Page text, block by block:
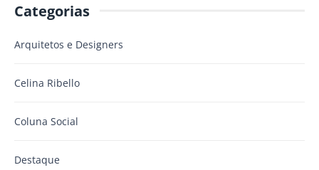
Categorias
Arquitetos e Designers
Celina Ribello
Coluna Social
Destaque